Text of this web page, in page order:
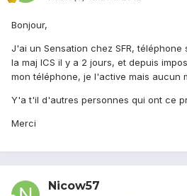
Bonjour,
J'ai un Sensation chez SFR,
la maj ICS il y a 2 jours, et depuis
mon téléphone, je l'active mais aucun
Y'a t'il d'autres personnes qui ont ce
Merci
Nicow57